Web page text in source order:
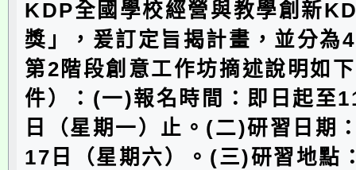
KDP全國學校經營與教學創新
獎」，爰訂定旨揭計畫，並分為
第2階段創意工作坊摘述說明如
件）：(一)報名時間：即日起至
日（星期一）止。(二)研習日期
17日（星期六）。(三)研習地點